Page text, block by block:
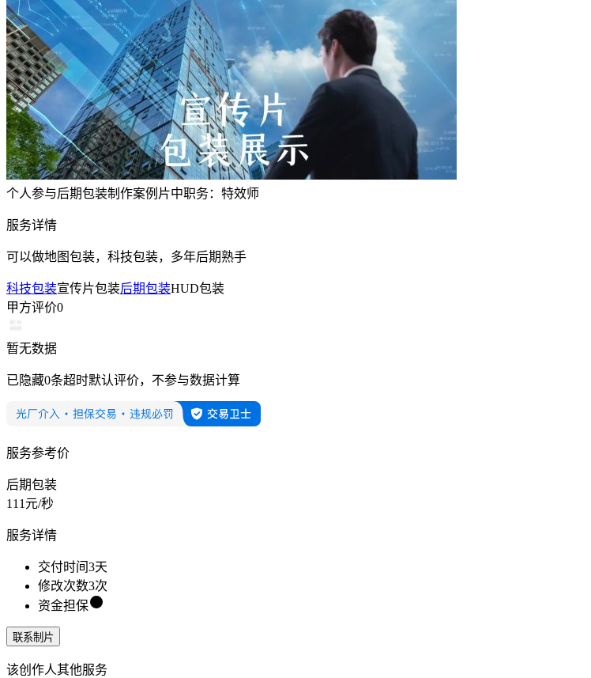
个人参与后期包装制作案例 片中职务： 特效师
服务详情
可以做地图包装，科技包装，多年后期熟手
科技包装宣传片包装后期包装HUD包装
甲方评价0
暂无数据
已隐藏0条超时默认评价，不参与数据计算
服务参考价
后期包装
111 元/秒
服务详情
交付时间3天
修改次数3次
资金担保
联系制片
该创作人其他服务